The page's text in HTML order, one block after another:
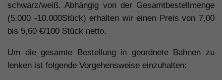
schwarz/weiß. Abhängig von der Gesamtbestellmenge
(5.000 -10.000Stück) erhalten wir einen Preis von 7,00
bis 5,60 €/100 Stück netto.
Um die gesamte Bestellung in geordnete Bahnen zu
lenken ist folgende Vorgehensweise einzuhalten: